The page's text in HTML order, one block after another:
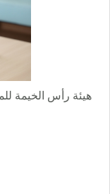
هيئة رأس الخيمة